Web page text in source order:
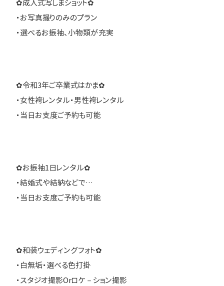
✿成人式写しまショット✿
・お写真撮りのみのプラン
・選べるお振袖、小物類が充実
✿令和3年ご卒業式はかま✿
・女性袴レンタル・男性袴レンタル
・当日お支度ご予約も可能
✿お振袖1日レンタル✿
・結婚式や結納などで…
・当日お支度ご予約も可能
✿和装ウェディングフォト✿
・白無垢・選べる色打掛
・スタジオ撮影Orロケ－ション撮影